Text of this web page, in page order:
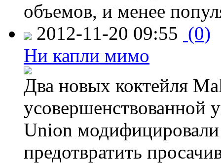
объемов, и менее
2012-11-20 09:55 (0)
Ни капли мимо
Два новых коктейля
усовершенствованной
Union модифицировали
предотвратить